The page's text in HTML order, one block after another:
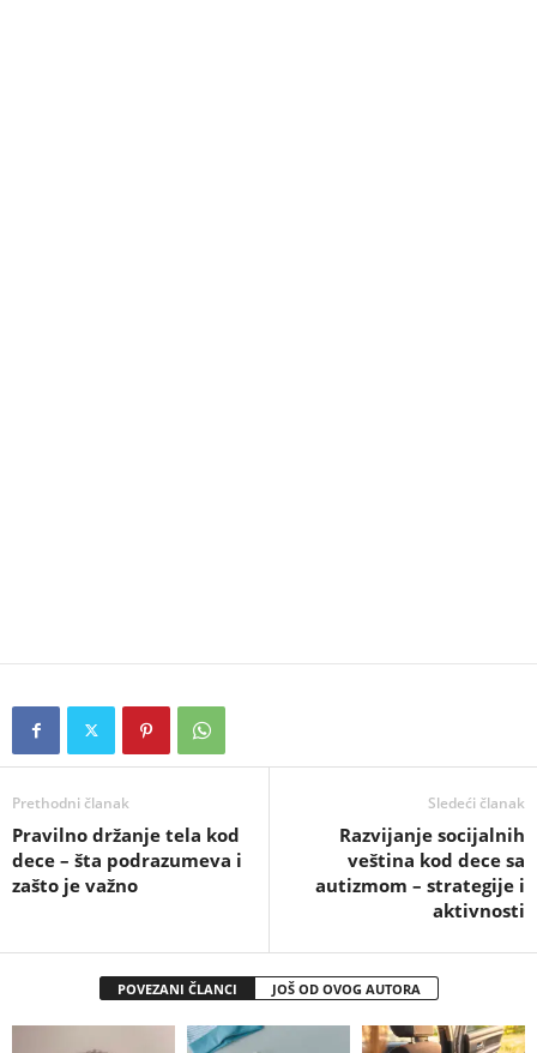
Prethodni članak
Pravilno držanje tela kod
dece – šta podrazumeva i
zašto je važno
Sledeći članak
Razvijanje socijalnih
veština kod dece sa
autizmom – strategije i
aktivnosti
POVEZANI ČLANCI JOŠ OD OVOG AUTORA